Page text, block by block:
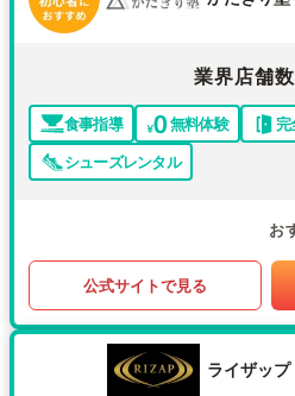
業界店舗
食事指導 無料体験 完
シューズレンタル
お
公式サイトで見る
ライザップ